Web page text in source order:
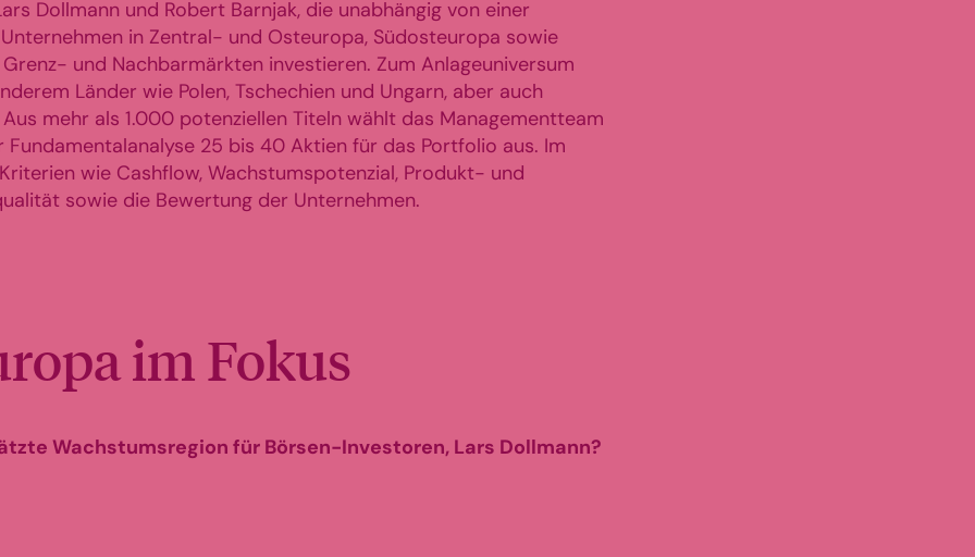
Dollmann und Robert Barnjak, die unabhängig von einer
in Zentral- und Osteuropa, Südosteuropa sowie
und Nachbarmärkten investieren. Zum Anlageuniversum
Länder wie Polen, Tschechien und Ungarn, aber auch
mehr als 1.000 potenziellen Titeln wählt das Managementteam
Fundamentalanalyse 25 bis 40 Aktien für das Portfolio aus. Im
wie Cashflow, Wachstumspotenzial, Produkt- und
sowie die Bewertung der Unternehmen.
im Fokus
Wachstumsregion für Börsen-Investoren, Lars Dollmann?